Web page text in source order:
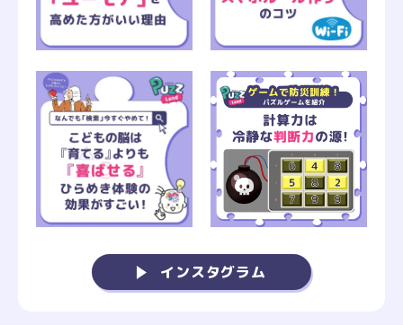
インスタグラム